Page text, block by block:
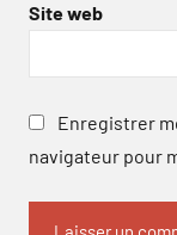
Site web
Enregistrer
navigateur pour